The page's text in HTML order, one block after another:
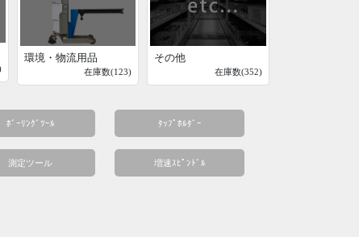
環境・物流用品
在庫数(123)
その他
在庫数(352)
ﾎﾞｰﾘﾝｸﾞﾂｰﾙ ﾀｯﾌﾟﾎﾙﾀﾞｰ
測定ツール 増速ｽﾋﾟﾝﾄﾞﾙ